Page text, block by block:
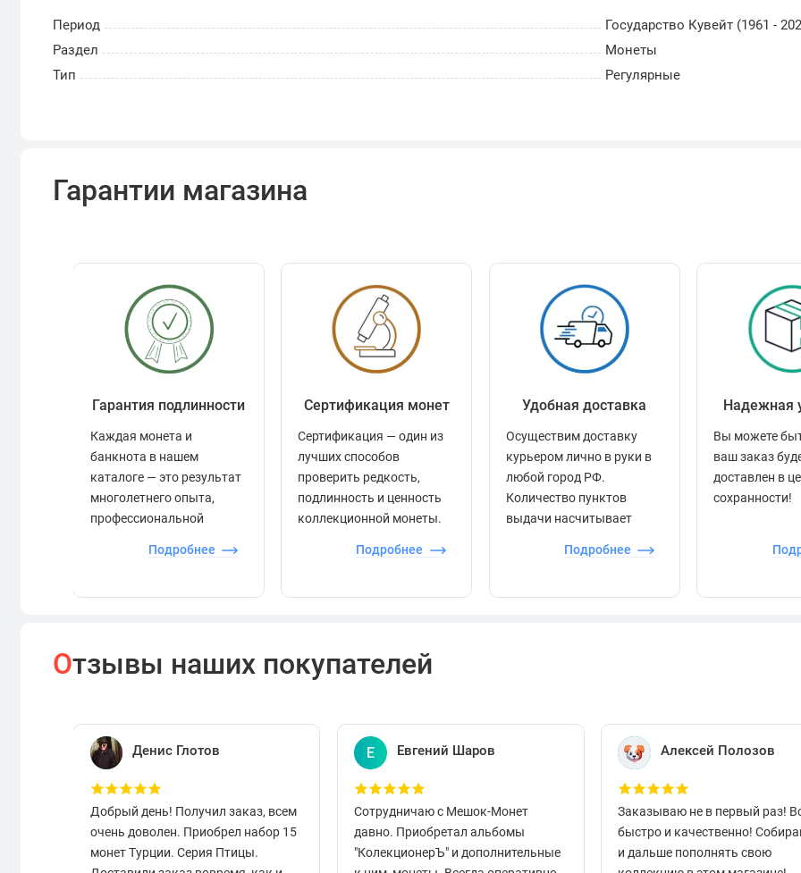
Период
Государство Кувейт (1961 -
Раздел
Монеты
Тип
Регулярные
Гарантии магазина
Гарантия подлинности
Каждая монета и
банкнота в нашем
каталоге — это результат
многолетнего опыта,
профессиональной
контроля.
Подробнее
Сертификация монет
Сертификация — один из
лучших способов
проверить редкость,
подлинность и ценность
коллекционной монеты.
Подробнее
Удобная доставка
Осуществим доставку
курьером лично в руки в
любой город РФ.
Количество пунктов
выдачи насчитывает
всей стране.
Подробнее
Надежная
Вы можете
ваш заказ
доставлен в
сохранности!
Отзывы наших покупателей
Денис Глотов
Добрый день! Получил заказ, всем
очень доволен. Приобрел набор 15
монет Турции. Серия Птицы.
Е Евгений Шаров
Сотрудничаю с Мешок-Монет
давно. Приобретал альбомы
"КолекционерЪ" и дополнительные
Алексей Полозов
Заказываю не в первый раз!
быстро и качественно!
и дальше пополнять свою